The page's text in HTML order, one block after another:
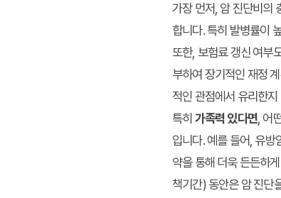
가장 먼저, 암 진단비의
합니다. 특히 발병률이
또한, 보험료 갱신 여부
부하여 장기적인 재정
적인 관점에서 유리한
특히 가족력 있다면 ,
입니다. 예를 들어, 유방
약을 통해 더욱 든든하
책기간) 동안은 암 진단